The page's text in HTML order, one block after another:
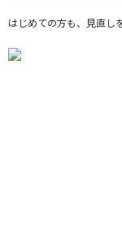
はじめての方も、見直し